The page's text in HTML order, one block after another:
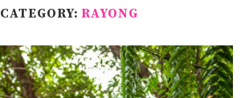
CATEGORY: RAYONG